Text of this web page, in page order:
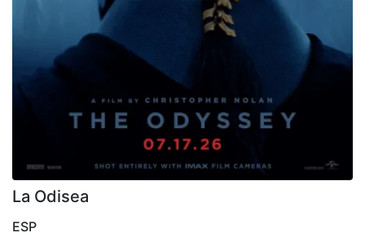
La Odisea
ESP